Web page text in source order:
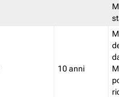
stato
10 anni
delle